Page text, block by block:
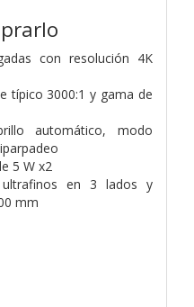
con resolución 4K
típico 3000:1 y gama de
automático, modo
5 W x2
en 3 lados y
mm